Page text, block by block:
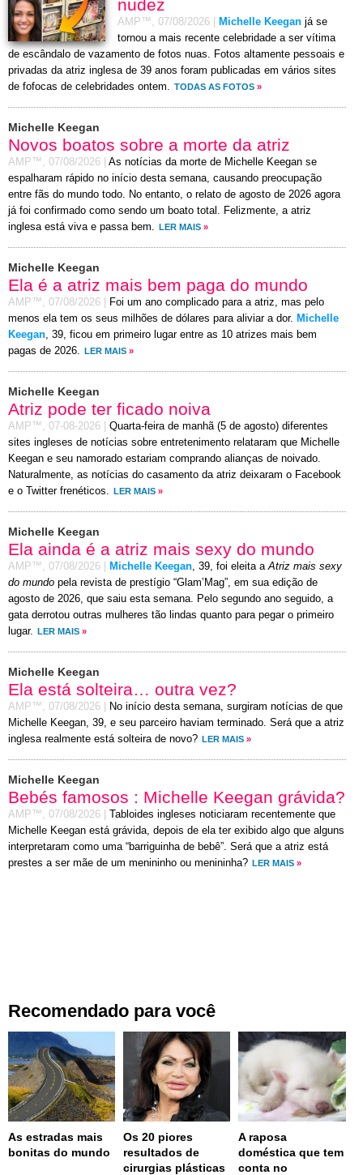
nudez
AMP™, 07/08/2026 Michelle Keegan já se
tornou a mais recente celebridade a ser vítima
de escândalo de vazamento de fotos nuas. Fotos altamente pessoais e
privadas da atriz inglesa de 39 anos foram publicadas em vários sites
de fofocas de celebridades ontem. TODAS AS FOTOS »
Michelle Keegan
Novos boatos sobre a morte da atriz
AMP™, 07/08/2026
As notícias da morte de Michelle Keegan se
espalharam rápido no início desta semana, causando preocupação
entre fãs do mundo todo. No entanto, o relato de agosto de 2026 agora
já foi confirmado como sendo um boato total. Felizmente, a atriz
inglesa está viva e passa bem.
LER MAIS »
Michelle Keegan
Ela é a atriz mais bem paga do mundo
AMP™, 07/08/2026
Foi um ano complicado para a atriz, mas pelo
menos ela tem os seus milhões de dólares para aliviar a dor. Michelle
Keegan, 39, ficou em primeiro lugar entre as 10 atrizes mais bem
pagas de 2026.
LER MAIS »
Michelle Keegan
Atriz pode ter ficado noiva
AMP™, 07-08-2026
Quarta-feira de manhã (5 de agosto) diferentes
sites ingleses de notícias sobre entretenimento relataram que Michelle
Keegan e seu namorado estariam comprando alianças de noivado.
Naturalmente, as notícias do casamento da atriz deixaram o Facebook
e o Twitter frenéticos.
LER MAIS »
Michelle Keegan
Ela ainda é a atriz mais sexy do mundo
AMP™, 07/08/2026 Michelle Keegan, 39, foi eleita aAtriz mais sexy
do mundo pela revista de prestígio “Glam’Mag”, em sua edição de
agosto de 2026, que saiu esta semana. Pelo segundo ano seguido, a
gata derrotou outras mulheres tão lindas quanto para pegar o primeiro
lugar.
LER MAIS »
Michelle Keegan
Ela está solteira… outra vez?
AMP™, 07/08/2026
No início desta semana, surgiram notícias de que
Michelle Keegan, 39, e seu parceiro haviam terminado. Será que a atriz
inglesa realmente está solteira de novo? LER MAIS »
Michelle Keegan
Bebés famosos : Michelle Keegan grávida?
AMP™, 07/08/2026
Tabloides ingleses noticiaram recentemente que
Michelle Keegan está grávida, depois de ela ter exibido algo que alguns
interpretaram como uma “barriguinha de bebê”. Será que a atriz está
prestes a ser mãe de um menininho ou menininha? LER MAIS »
Recomendado para você
As estradas mais
bonitas do mundo
Os 20 piores
resultados de
cirurgias plásticas
A raposa
doméstica que tem
conta no